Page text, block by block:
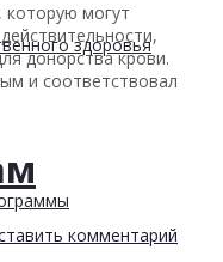
здоровья
которую могут
донорства крови.
и соответствовал
комментарий